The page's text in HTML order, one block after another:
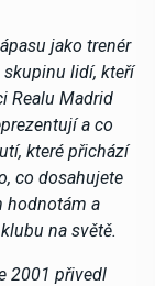
jako trenér
lidí, kteří
Realu Madrid
a co
které přichází
co dosahujete
hodnotám a
na světě.
2001 přivedl